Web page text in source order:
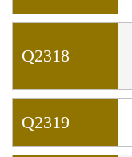
Q2318
Q2319